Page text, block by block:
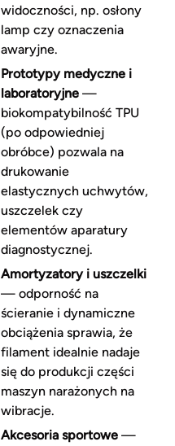
widoczności, np. osłony
lamp czy oznaczenia
awaryjne.
Prototypy medyczne i
laboratoryjne—
biokompatybilność TPU
(po odpowiedniej
obróbce) pozwala na
drukowanie
elastycznych uchwytów,
uszczelek czy
elementów aparatury
diagnostycznej.
Amortyzatory i uszczelki
— odporność na
ścieranie i dynamiczne
obciążenia sprawia, że
filament idealnie nadaje
się do produkcji części
maszyn narażonych na
wibracje.
Akcesoria sportowe—